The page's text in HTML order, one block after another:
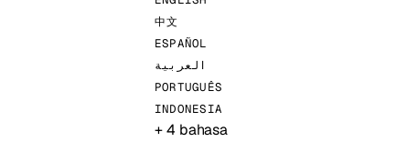
中文
ESPAÑOL
العربية
PORTUGUÊS
INDONESIA
+ 4 bahasa